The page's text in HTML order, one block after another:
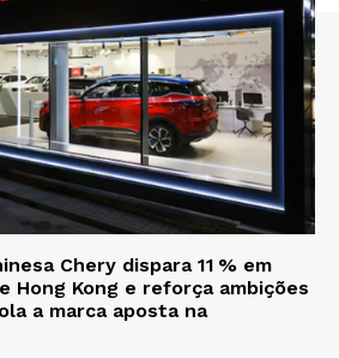
Chery dispara 11 % em
Hong Kong e reforça ambições
a marca aposta na